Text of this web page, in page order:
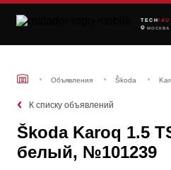
TECH /
МОСКВА
Объявления Škoda
К списку объявлений
Škoda Karoq 1.5
белый, №101239